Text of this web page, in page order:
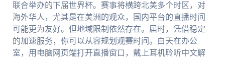
联合举办的下届世界杯。赛事将横跨北美多个时区，对
海外华人，尤其是在美洲的观众，国内平台的直播时间
可能更为友好。但地域限制依然存在。届时，凭借稳定
的加速服务，你可以从容规划观赛时间。白天在办公
室，用电脑网页端打开直播窗口，戴上耳机聆听中文解